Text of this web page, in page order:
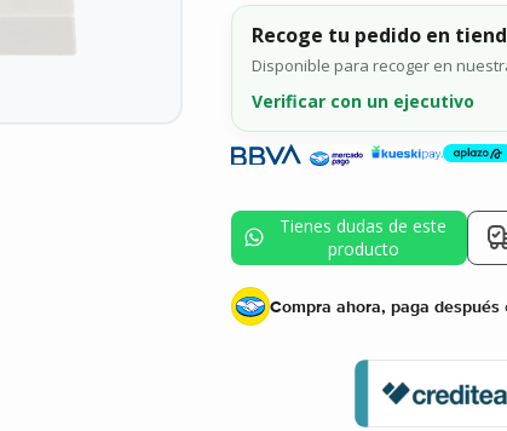
Para
Color
Mate
Recoge tu pedido en
Disponible para recoger en
Verificar con un ejecutivo
Tienes dudas de este
producto
producto
Compra ahora, paga después